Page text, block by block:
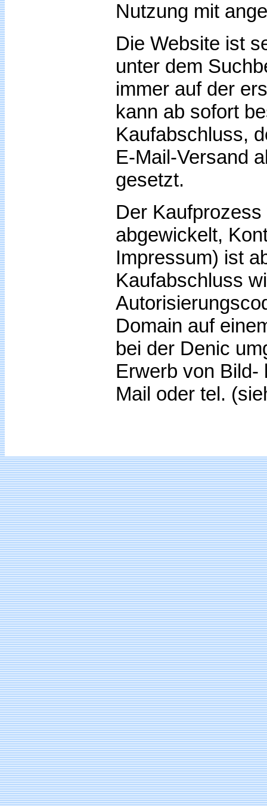
Nutzung mit
Die Website ist
unter dem
immer auf der
kann ab sofort
Kaufabschluss,
E-Mail-Versand
gesetzt.
Der
abgewickelt,
Impressum) ist
Kaufabschluss
Domain auf
bei der Denic
Erwerb von Bild-
Mail oder tel.